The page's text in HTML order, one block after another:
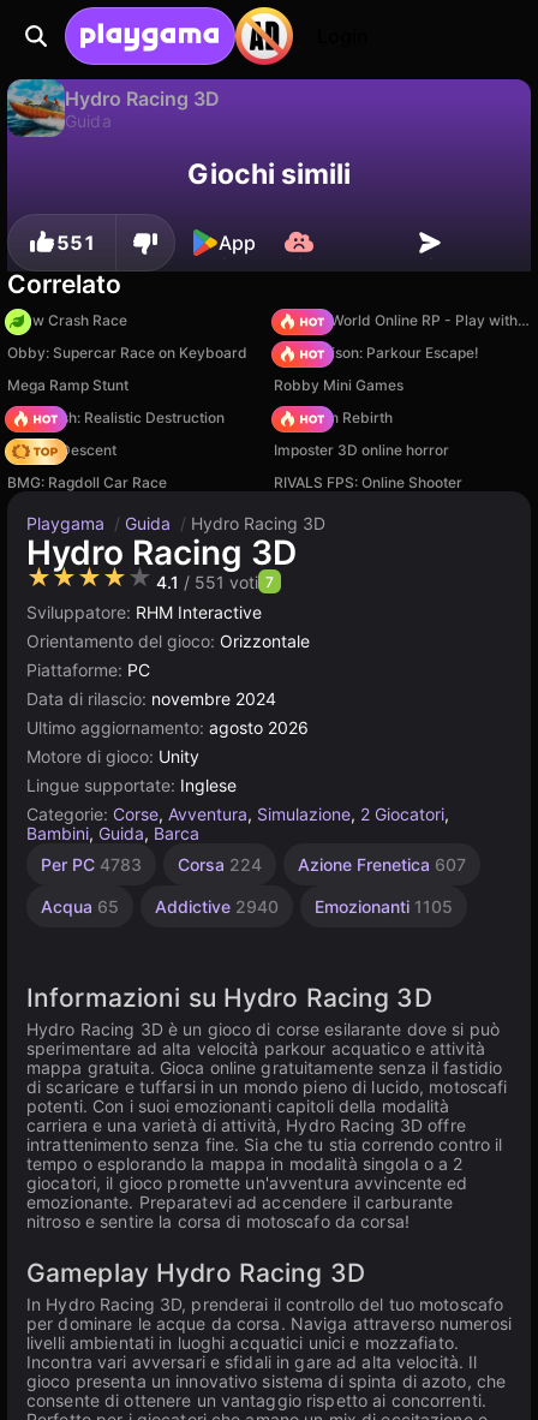
Hydro Racing 3D
Guida
Giochi simili
551 App
Correlato
Draw Crash Race
Sprunki World Online RP - Play with Friends!
Obby: Supercar Race on Keyboard
Barry Prison: Parkour Escape!
Mega Ramp Stunt
Robby Mini Games
Car Crush: Realistic Destruction
Stickman Rebirth
Deadly Descent
Imposter 3D online horror
BMG: Ragdoll Car Race
RIVALS FPS: Online Shooter
Playgama / Guida / Hydro Racing 3D
Hydro Racing 3D
★★★★★ 4.1 / 551 voti 7
Sviluppatore: RHM Interactive
Orientamento del gioco: Orizzontale
Piattaforme: PC
Data di rilascio: novembre 2024
Ultimo aggiornamento: agosto 2026
Motore di gioco: Unity
Lingue supportate: Inglese
Categorie: Corse, Avventura, Simulazione, 2 Giocatori,
Bambini, Guida, Barca
Per PC 4783 Corsa 224 Azione Frenetica 607
Acqua 65 Addictive 2940 Emozionanti 1105
Senza
2849
Impegnativi
Agility
Desktop
Indie
Alta
3571
Browser
Unity
3175
Informazioni su Hydro Racing 3D
Hydro Racing 3D è un gioco di corse esilarante dove si può
sperimentare ad alta velocità parkour acquatico e attività
mappa gratuita. Gioca online gratuitamente senza il fastidio
di scaricare e tuffarsi in un mondo pieno di lucido, motoscafi
potenti. Con i suoi emozionanti capitoli della modalità
carriera e una varietà di attività, Hydro Racing 3D offre
intrattenimento senza fine. Sia che tu stia correndo contro il
tempo o esplorando la mappa in modalità singola o a 2
giocatori, il gioco promette un'avventura avvincente ed
emozionante. Preparatevi ad accendere il carburante
nitroso e sentire la corsa di motoscafo da corsa!
Gameplay Hydro Racing 3D
In Hydro Racing 3D, prenderai il controllo del tuo motoscafo
per dominare le acque da corsa. Naviga attraverso numerosi
livelli ambientati in luoghi acquatici unici e mozzafiato.
Incontra vari avversari e sfidali in gare ad alta velocità. Il
gioco presenta un innovativo sistema di spinta di azoto, che
consente di ottenere un vantaggio rispetto ai concorrenti.